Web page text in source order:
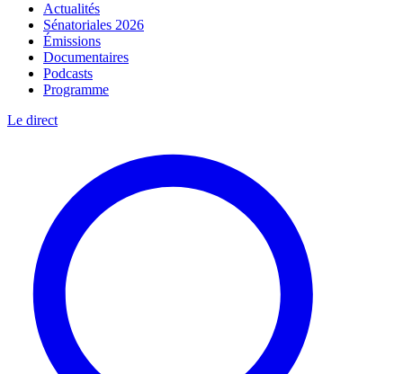
Actualités
Sénatoriales 2026
Émissions
Documentaires
Podcasts
Programme
Le direct